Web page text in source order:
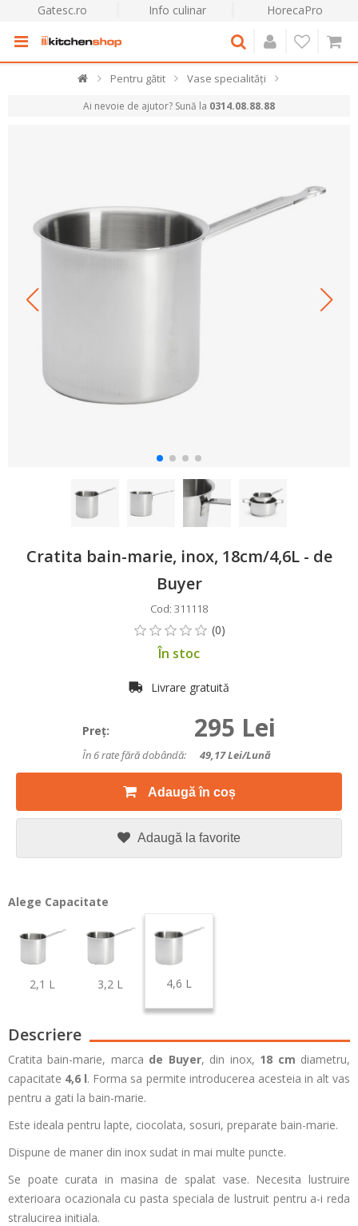
Gatesc.ro Info culinar HorecaPro
Pentru gătit Vase specialități
Ai nevoie de ajutor? Sună la 0314.08.88.88
Cratita bain-marie, inox, 18cm/4,6L - de
Buyer
Cod: 311118
În stoc
Livrare gratuită
Preţ: 295 Lei
În 6 rate fără dobândă: 49,17Lei/lună
Adaugă în coș
Adaugă la favorite
Alege Capacitate
2,1 L 3,2 L 4,6 L
Descriere
Cratita bain-marie, marca de Buyer, din inox, 18 cm diametru,
capacitate 4,6 l. Forma sa permite introducerea acesteia in alt vas
pentru a gati la bain-marie.
Este ideala pentru lapte, ciocolata, sosuri, preparate bain-marie.
Dispune de maner din inox sudat in mai multe puncte.
Se poate curata in masina de spalat vase. Necesita lustruire
exterioara ocazionala cu pasta speciala de lustruit pentru a-i reda
stralucirea initiala.